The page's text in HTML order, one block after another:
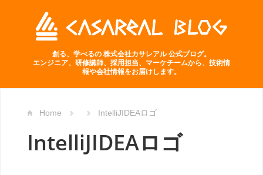
創る、学べるの 株式会社カサレアル 公式ブログ。
エンジニア、研修講師、採用担当、マーケチームから、技術情
報や会社情報をお届けします。
Home IntelliJIDEAロゴ
IntelliJIDEAロゴ